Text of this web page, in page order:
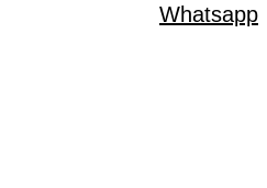
Whatsapp